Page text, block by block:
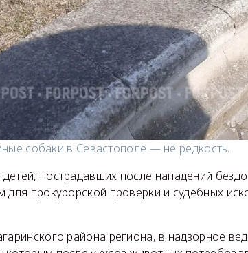
собаки в Севастополе — не редкость.
пострадавших после нападений
для прокурорской проверки и судебных
района региона, в надзорное